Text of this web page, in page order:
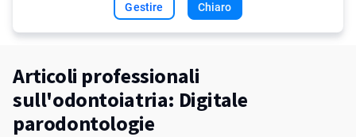
Gestire
Chiaro
Articoli professionali
sull'odontoiatria: Digitale
parodontologie